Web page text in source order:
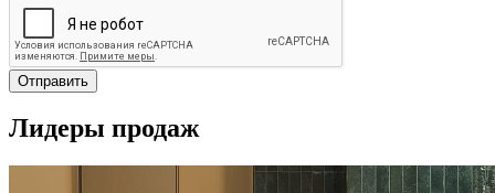
Отправить
Лидеры продаж